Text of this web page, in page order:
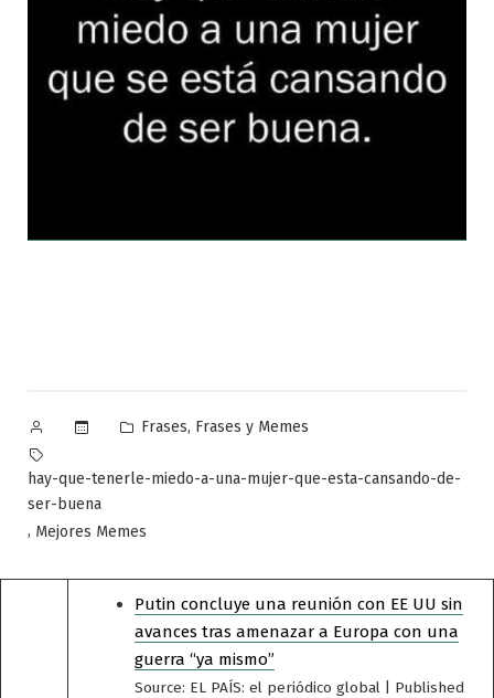
Publicado
Publicado
Frases, Frases y Memes
hay-que-tenerle-miedo-a-una-mujer-que-esta-cansando-de-
ser-buena
, Mejores Memes
Putin concluye una reunión con EE UU sin
avances tras amenazar a Europa con una
guerra “ya mismo”
Source: EL PAÍS: el periódico global
Published